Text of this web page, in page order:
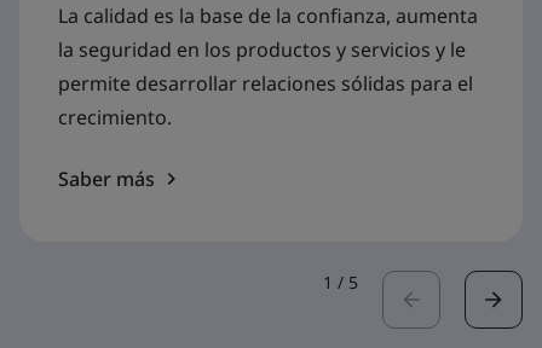
La calidad es la base de la confianza, aumenta
la seguridad en los productos y servicios y le
permite desarrollar relaciones sólidas para el
crecimiento.
Saber más
1 / 5